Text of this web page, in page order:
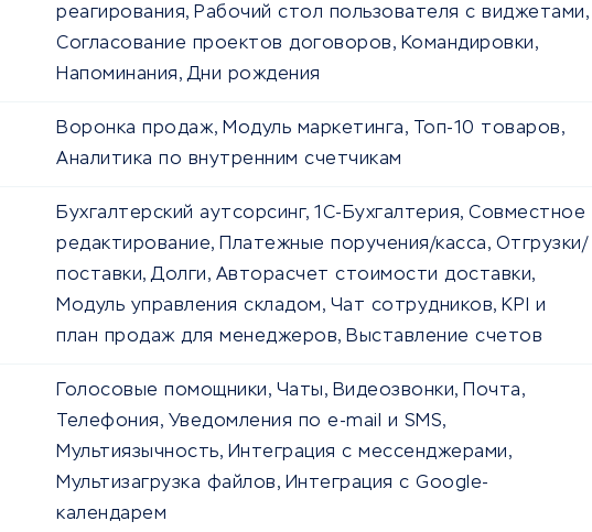
реагирования, Рабочий стол пользователя с виджетами,
Согласование проектов договоров, Командировки,
Напоминания, Дни рождения
Воронка продаж, Модуль маркетинга, Топ-10 товаров,
Аналитика по внутренним счетчикам
Бухгалтерский аутсорсинг, 1С-Бухгалтерия, Совместное
редактирование, Платежные поручения/касса, Отгрузки/
поставки, Долги, Авторасчет стоимости доставки,
Модуль управления складом, Чат сотрудников, KPI и
план продаж для менеджеров, Выставление счетов
Голосовые помощники, Чаты, Видеозвонки, Почта,
Телефония, Уведомления по e-mail и SMS,
Мультиязычность, Интеграция с мессенджерами,
Мультизагрузка файлов, Интеграция с Google-
календарем